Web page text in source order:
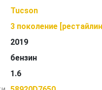
Tucson
3 поколение
2019
бензин
1.6